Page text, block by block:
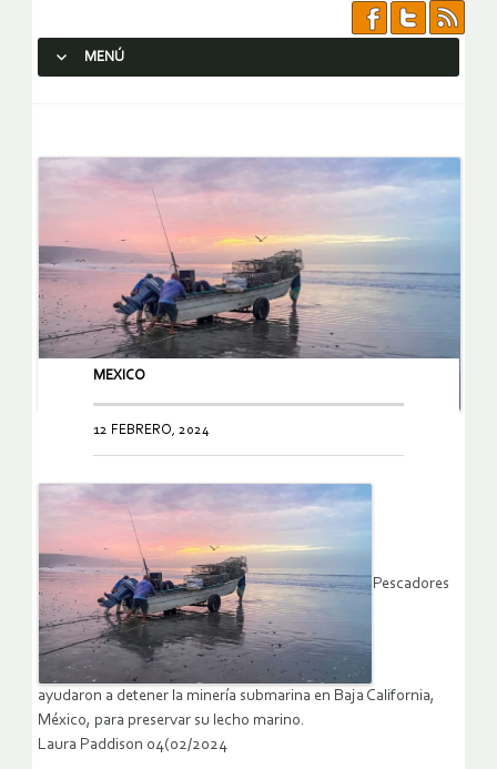
MENÚ
MEXICO
12 FEBRERO, 2024
Pescadores
ayudaron a detener la minería submarina en Baja California,
México, para preservar su lecho marino.
Laura Paddison 04(02/2024